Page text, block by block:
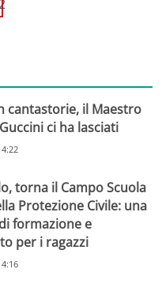
cantastorie, il Maestro
ci ha lasciati
torna il Campo Scuola
Protezione Civile: una
formazione e
per i ragazzi